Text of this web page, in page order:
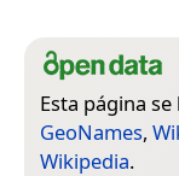
Esta página se
GeoNames,
Wikipedia.